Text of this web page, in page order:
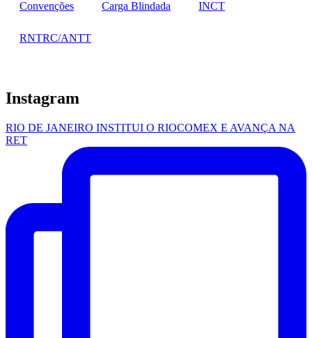
Convenções Carga Blindada INCT
RNTRC/ANTT
Instagram
RIO DE JANEIRO INSTITUI O RIOCOMEX E AVANÇA NA
RET